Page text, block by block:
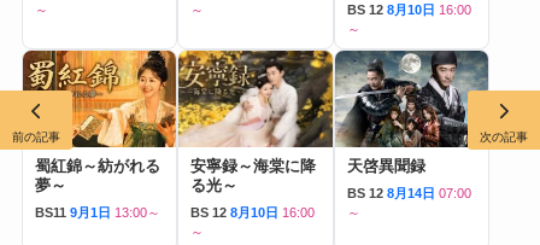
～
～
BS 12 8月10日 16:00
～
蜀紅錦～紡がれる
夢～
BS11 9月1日 13:00～
安寧録～海棠に降
る光～
BS 12 8月10日 16:00
～
天啓異聞録
BS 12 8月14日 07:00
～
前の記事 次の記事